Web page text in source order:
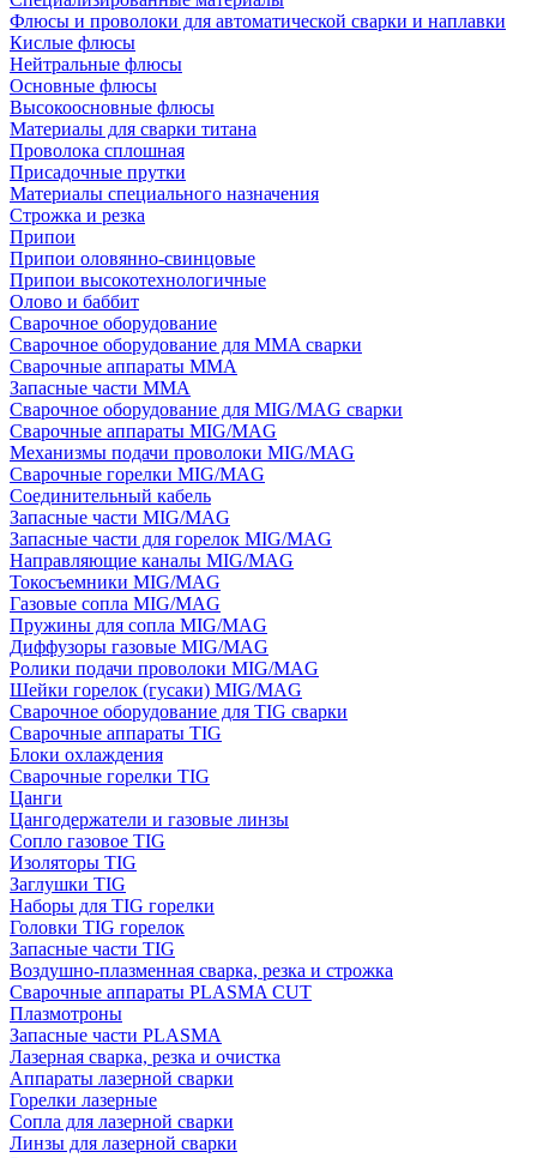
Флюсы и проволоки для автоматической сварки и наплавки
Кислые флюсы
Нейтральные флюсы
Основные флюсы
Высокоосновные флюсы
Материалы для сварки титана
Проволока сплошная
Присадочные прутки
Материалы специального назначения
Строжка и резка
Припои
Припои оловянно-свинцовые
Припои высокотехнологичные
Олово и баббит
Сварочное оборудование
Сварочное оборудование для MMA сварки
Сварочные аппараты MMA
Запасные части MMA
Сварочное оборудование для MIG/MAG сварки
Сварочные аппараты MIG/MAG
Механизмы подачи проволоки MIG/MAG
Сварочные горелки MIG/MAG
Соединительный кабель
Запасные части MIG/MAG
Запасные части для горелок MIG/MAG
Направляющие каналы MIG/MAG
Токосъемники MIG/MAG
Газовые сопла MIG/MAG
Пружины для сопла MIG/MAG
Диффузоры газовые MIG/MAG
Ролики подачи проволоки MIG/MAG
Шейки горелок (гусаки) MIG/MAG
Сварочное оборудование для TIG сварки
Сварочные аппараты TIG
Блоки охлаждения
Сварочные горелки TIG
Цанги
Цангодержатели и газовые линзы
Сопло газовое TIG
Изоляторы TIG
Заглушки TIG
Наборы для TIG горелки
Головки TIG горелок
Запасные части TIG
Воздушно-плазменная сварка, резка и строжка
Сварочные аппараты PLASMA CUT
Плазмотроны
Запасные части PLASMA
Лазерная сварка, резка и очистка
Аппараты лазерной сварки
Горелки лазерные
Сопла для лазерной сварки
Линзы для лазерной сварки